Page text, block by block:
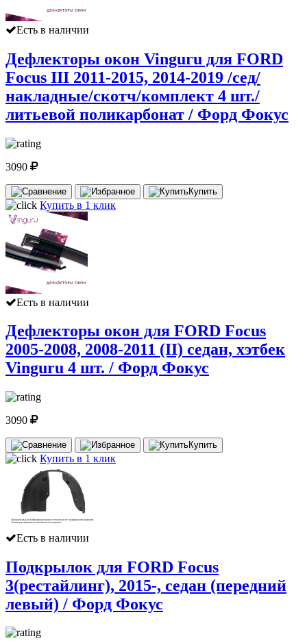
Есть в наличии
Дефлекторы окон Vinguru для FORD
Focus III 2011-2015, 2014-2019 /сед/
накладные/скотч/комплект 4 шт./
литьевой поликарбонат / Форд Фокус
3090
Купить
Купить в 1 клик
Есть в наличии
Дефлекторы окон для FORD Focus
2005-2008, 2008-2011 (II) седан, хэтбек
Vinguru 4 шт. / Форд Фокус
3090
Купить
Купить в 1 клик
Есть в наличии
Подкрылок для FORD Focus
3(рестайлинг), 2015-, седан (передний
левый) / Форд Фокус